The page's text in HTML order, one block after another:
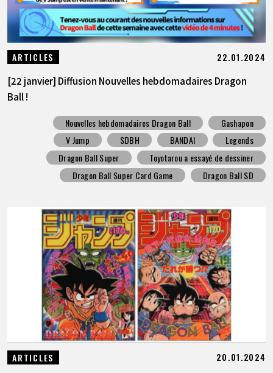
ARTICLES 22.01.2024
[22 janvier] Diffusion Nouvelles hebdomadaires Dragon
Ball !
Nouvelles hebdomadaires Dragon Ball
Gashapon
V Jump
SDBH BANDAI
Legends
Dragon Ball Super
Toyotarou a essayé de dessiner
Dragon Ball Super Card Game
Dragon Ball SD
ARTICLES 20.01.2024